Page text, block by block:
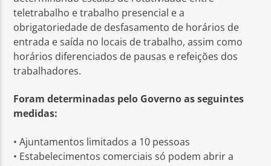
teletrabalho e trabalho presencial e a
obrigatoriedade de desfasamento de horários de
entrada e saída no locais de trabalho, assim como
horários diferenciados de pausas e refeições dos
trabalhadores.
Foram determinadas pelo Governo as seguintes
medidas:
• Ajuntamentos limitados a 10 pessoas
• Estabelecimentos comerciais só podem abrir a